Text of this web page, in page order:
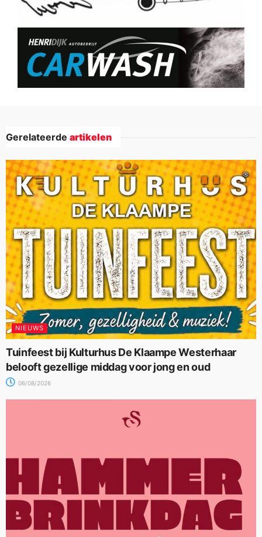
Gerelateerde artikelen
NIEUWS
Tuinfeest bij Kulturhus De Klaampe Westerhaar
belooft gezellige middag voor jong en oud
06/08/2026